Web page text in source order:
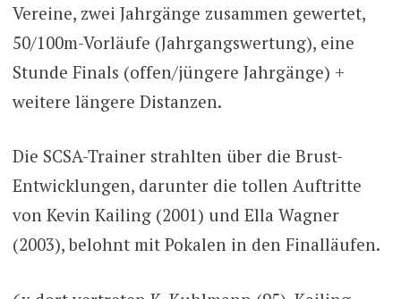
Vereine, zwei Jahrgänge zusammen gewertet,
50/100m-Vorläufe (Jahrgangswertung), eine
Stunde Finals (offen/jüngere Jahrgänge) +
weitere längere Distanzen.
Die SCSA-Trainer strahlten über die Brust-
Entwicklungen, darunter die tollen Auftritte
von Kevin Kailing (2001) und Ella Wagner
(2003), belohnt mit Pokalen in den Finalläufen.